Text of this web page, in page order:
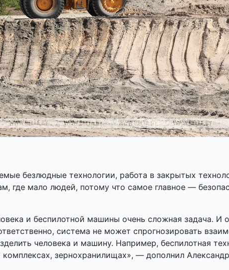
безлюдные технологии, работа в закрытых
где мало людей, потому что самое главное —
и беспилотной машины очень сложная задача. И
система не может спрогнозировать
человека и машину. Например, беспилотная
зернохранилищах», — дополнил